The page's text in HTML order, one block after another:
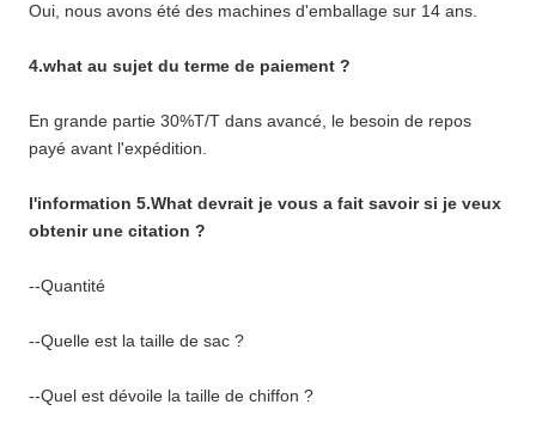
Oui, nous avons été des machines d'emballage sur 14 ans.
4.what au sujet du terme de paiement ?
En grande partie 30%T/T dans avancé, le besoin de repos
payé avant l'expédition.
l'information 5.What devrait je vous a fait savoir si je veux
obtenir une citation ?
--Quantité
--Quelle est la taille de sac ?
--Quel est dévoile la taille de chiffon ?